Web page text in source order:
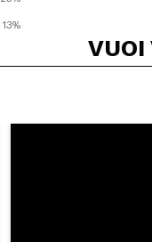
13%
Consiglieresti
VUOI